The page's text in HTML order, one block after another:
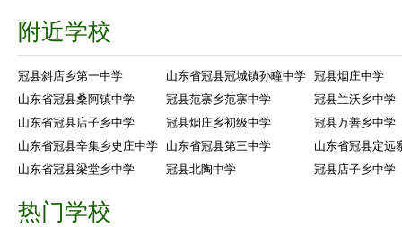
附近学校
冠县斜店乡第一中学 山东省冠县冠城镇孙疃中学 冠县烟庄中学
山东省冠县桑阿镇中学
冠县范寨乡范寨中学
冠县兰沃乡中学
山东省冠县店子乡中学
冠县烟庄乡初级中学
冠县万善乡中学
山东省冠县辛集乡史庄中学
山东省冠县第三中学
山东省冠县定远
山东省冠县梁堂乡中学
冠县北陶中学 冠县店子乡中学
热门学校